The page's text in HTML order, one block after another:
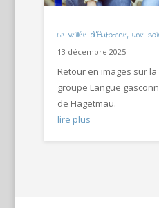
La Veillée d’Automne, une
13 décembre 2025
Retour en images sur
groupe Langue
de Hagetmau.
lire plus